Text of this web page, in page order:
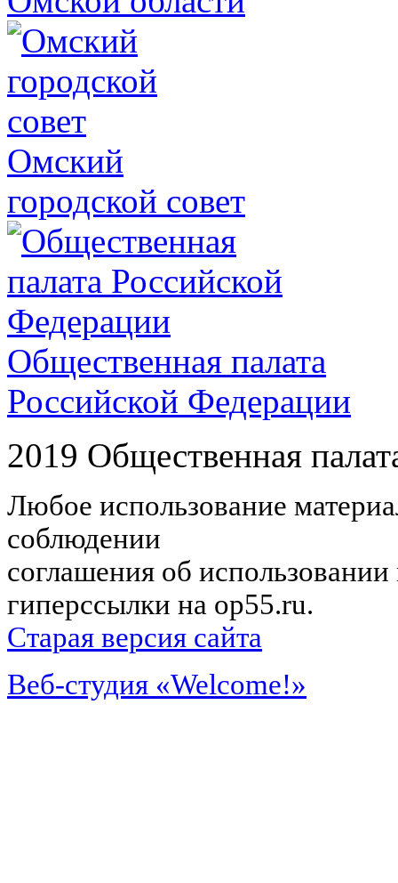
Омский
городской совет
Общественная палата
Российской Федерации
2019 Общественная
Любое использование
соблюдении
соглашения об
гиперссылки на op55.ru.
Старая версия сайта
Веб-студия «Welcome!»